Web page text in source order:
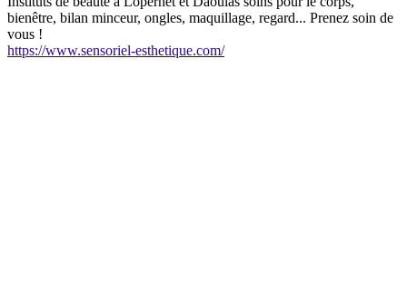
bienêtre, bilan minceur, ongles, maquillage, regard... Prenez soin de
vous !
https://www.sensoriel-esthetique.com/